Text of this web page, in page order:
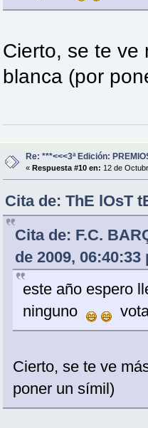
Cierto, se te ve
blanca (por
Re: ***<<<3ª Edición:
« Respuesta #10 en: 12 de
Cita de: ThE lOsT
Cita de: F.C.
de 2009, 06:40:33
este año espero
ninguno
Cierto, se te ve
poner un símil)